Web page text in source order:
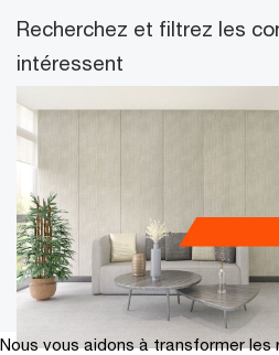
Recherchez et filtrez les
intéressent
Nous vous aidons à transformer les